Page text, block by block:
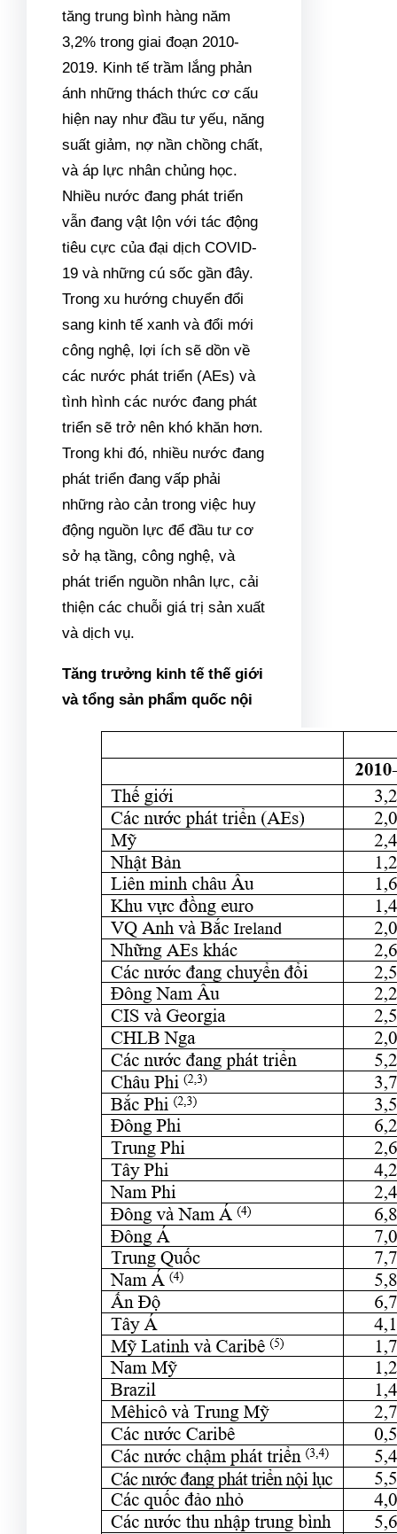
tăng trung bình hàng năm
3,2% trong giai đoạn 2010-
2019. Kinh tế trầm lắng phản
ánh những thách thức cơ cấu
hiện nay như đầu tư yếu, năng
suất giảm, nợ nần chồng chất,
và áp lực nhân chủng học.
Nhiều nước đang phát triển
vẫn đang vật lộn với tác động
tiêu cực của đại dịch COVID-
19 và những cú sốc gần đây.
Trong xu hướng chuyển đổi
sang kinh tế xanh và đổi mới
công nghệ, lợi ích sẽ dồn về
các nước phát triển (AEs) và
tình hình các nước đang phát
triển sẽ trở nên khó khăn hơn.
Trong khi đó, nhiều nước đang
phát triển đang vấp phải
những rào cản trong việc huy
động nguồn lực để đầu tư cơ
sở hạ tầng, công nghệ, và
phát triển nguồn nhân lực, cải
thiện các chuỗi giá trị sản xuất
và dịch vụ.
Tăng trưởng kinh tế thế giới
và tổng sản phẩm quốc nội